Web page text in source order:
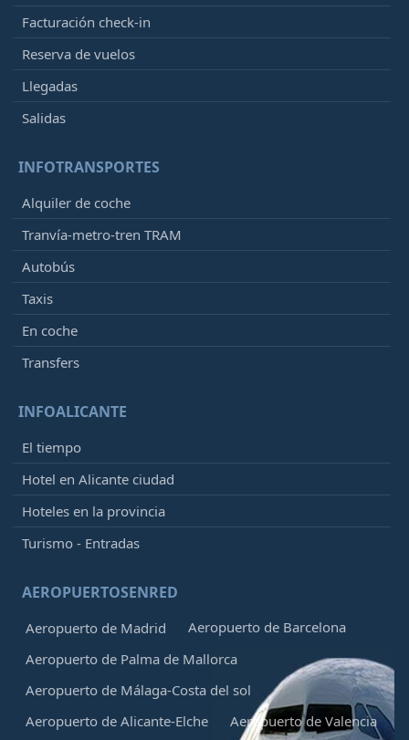
Facturación check-in
Reserva de vuelos
Llegadas
Salidas
INFOTRANSPORTES
Alquiler de coche
Tranvía-metro-tren TRAM
Autobús
Taxis
En coche
Transfers
INFOALICANTE
El tiempo
Hotel en Alicante ciudad
Hoteles en la provincia
Turismo - Entradas
AEROPUERTOSENRED
Aeropuerto de Madrid
Aeropuerto de Barcelona
Aeropuerto de Palma de Mallorca
Aeropuerto de Málaga-Costa del sol
Aeropuerto de Alicante-Elche
Aeropuerto de Valencia